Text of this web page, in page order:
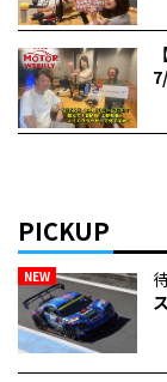
PICKUP
NEW